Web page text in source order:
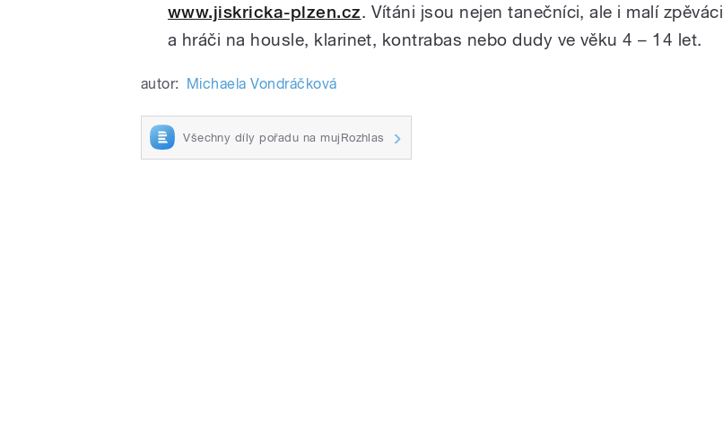
www.jiskricka-plzen.cz. Vítáni jsou nejen tanečníci, ale i malí zpěváci
a hráči na housle, klarinet, kontrabas nebo dudy ve věku 4 – 14 let.
autor: Michaela Vondráčková
Všechny díly pořadu na mujRozhlas